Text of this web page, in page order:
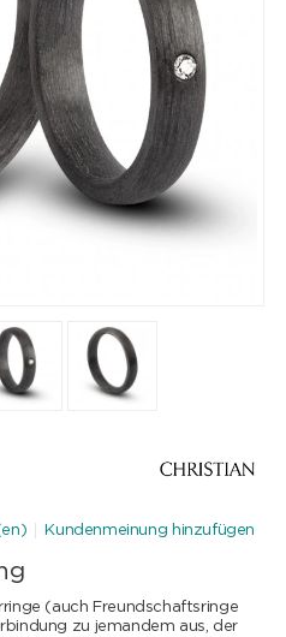
Kundenmeinung hinzufügen
(auch Freundschaftsringe
zu jemandem aus, der